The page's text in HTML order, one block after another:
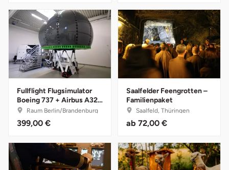
Fullflight Flugsimulator
Boeing 737 + Airbus A320
Kombiticket
Raum Berlin/Brandenburg
399,00 €
Saalfelder Feengrotten –
Familienpaket
Saalfeld, Thüringen
ab 72,00 €
Gera
Gersfeld
Gotha
Göppingen
Görlitz
Hamburg